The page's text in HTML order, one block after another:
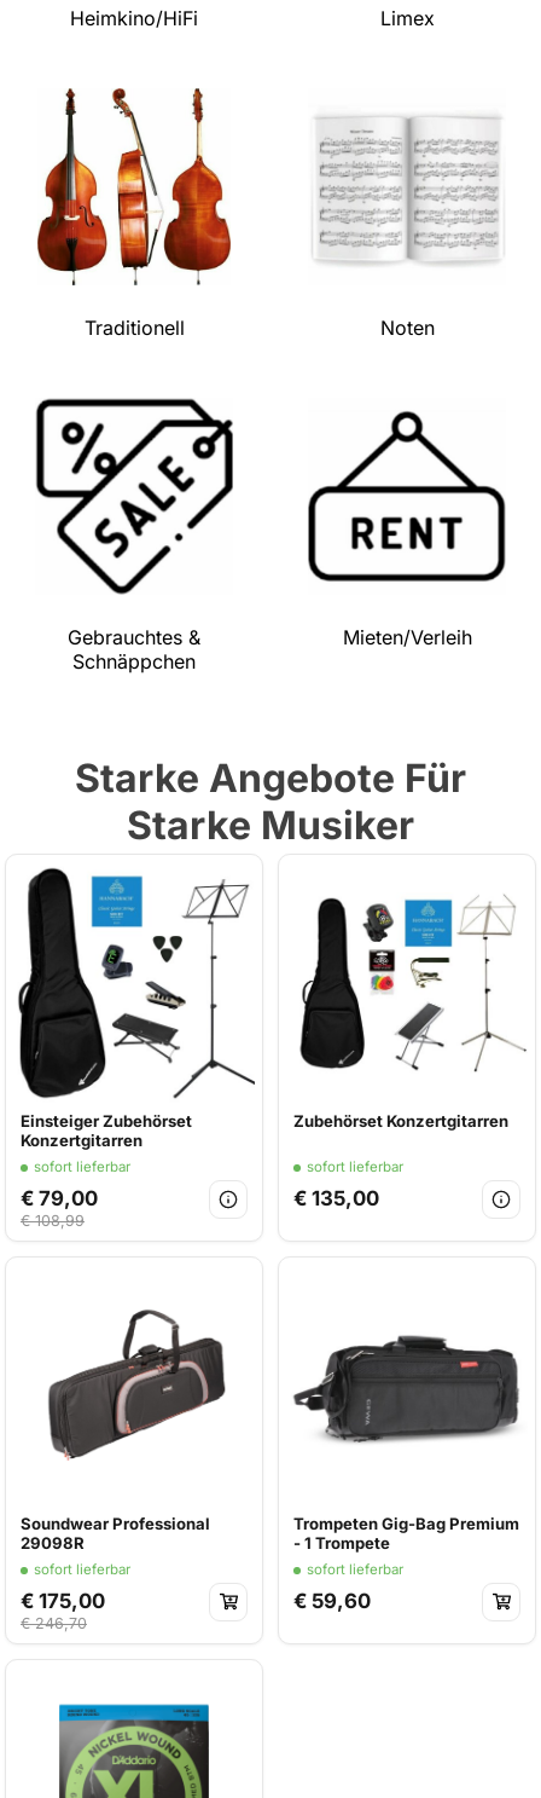
Heimkino/HiFi Limex
Traditionell Noten
Gebrauchtes &
Schnäppchen
Mieten/Verleih
Starke Angebote Für
Starke Musiker
Einsteiger Zubehörset
Konzertgitarren
sofort lieferbar
€ 79,00
€ 108,99
Zubehörset Konzertgitarren
sofort lieferbar
€ 135,00
Soundwear Professional
29098R
sofort lieferbar
€ 175,00
€ 246,70
Trompeten Gig-Bag Premium
- 1 Trompete
sofort lieferbar
€ 59,60